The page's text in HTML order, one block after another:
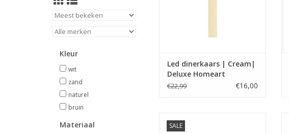
Kleur
wit
zand
naturel
bruin
Materiaal
Led dinerkaars | Cream|
Deluxe Homeart
€22,99 €16,00
SALE
werkt op 2 AAA-batterijen, niet